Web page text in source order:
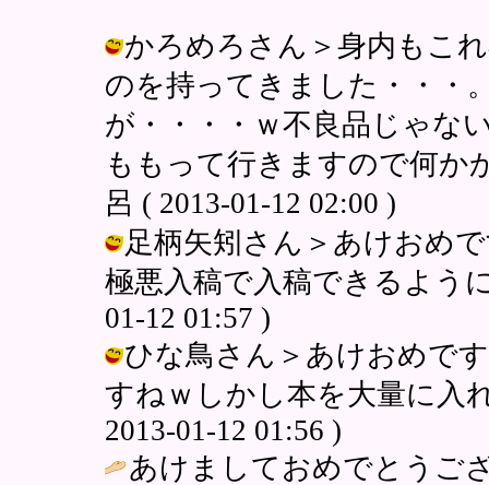
かろめろさん＞身内もこ
のを持ってきました・・・
が・・・・ｗ不良品じゃな
ももって行きますので何
呂 ( 2013-01-12 02:00 )
足柄矢矧さん＞あけおめ
極悪入稿で入稿できるよう
01-12 01:57 )
ひな鳥さん＞あけおめで
すねｗしかし本を大量に入
2013-01-12 01:56 )
あけましておめでとうご